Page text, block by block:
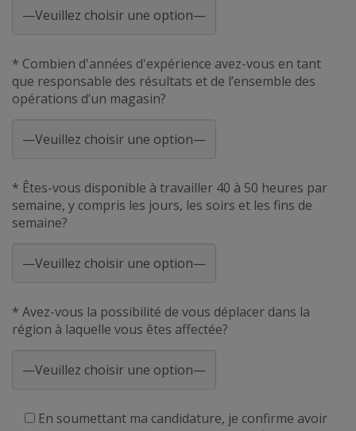
* Combien d'années d'expérience avez-vous en tant
que responsable des résultats et de l’ensemble des
opérations d’un magasin?
* Êtes-vous disponible à travailler 40 à 50 heures par
semaine, y compris les jours, les soirs et les fins de
semaine?
* Avez-vous la possibilité de vous déplacer dans la
région à laquelle vous êtes affectée?
En soumettant ma candidature, je confirme avoir